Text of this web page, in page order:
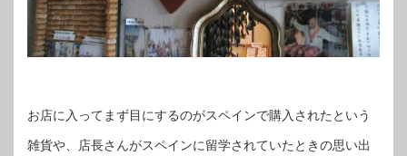
お店に入ってまず目にするのがスペインで購入されたという
雑貨や、店長さんがスペインに留学されていたときの思い出